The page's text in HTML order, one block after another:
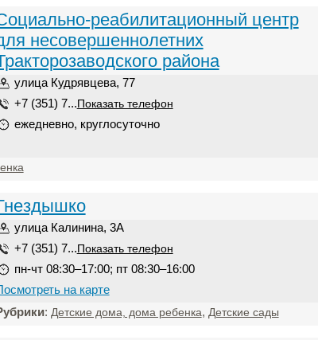
реабилитационный центр
несовершеннолетних
района
улица Кудрявцева, 77
+7 (351) 7... Показать телефон
ежедневно, круглосуточно
улица Калинина, 3А
+7 (351) 7... Показать телефон
пн-чт 08:30–17:00; пт 08:30–16:00
на карте
: Детские дома, дома ребенка, Детские сады